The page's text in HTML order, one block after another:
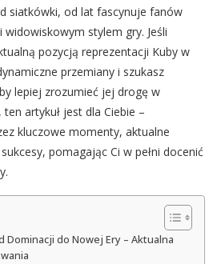
siatkówki, od lat fascynuje fanów
stylem gry. Jeśli
pozycją reprezentacji Kuby w
przemiany i szukasz
lepiej zrozumieć jej drogę w
artykuł jest dla Ciebie –
kluczowe momenty, aktualne
pomagając Ci w pełni docenić
Dominacji do Nowej Ery – Aktualna